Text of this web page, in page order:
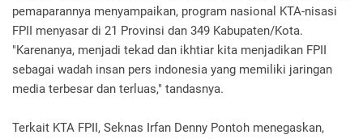
pemaparannya menyampaikan, program nasional KTA-nisasi
FPII menyasar di 21 Provinsi dan 349 Kabupaten/Kota.
"Karenanya, menjadi tekad dan ikhtiar kita menjadikan FPII
sebagai wadah insan pers indonesia yang memiliki jaringan
media terbesar dan terluas," tandasnya.
Terkait KTA FPII, Seknas Irfan Denny Pontoh menegaskan,